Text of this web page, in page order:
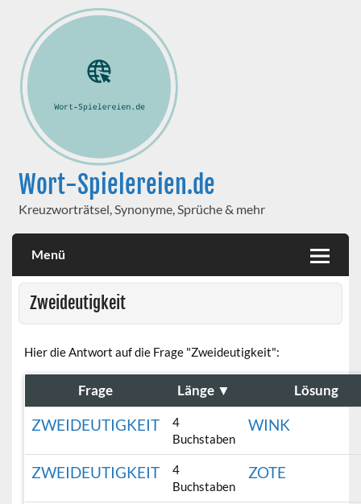
Wort-Spielereien.de
Kreuzworträtsel, Synonyme, Sprüche & mehr
Menü
Zweideutigkeit
Hier die Antwort auf die Frage "Zweideutigkeit":
Frage Länge ▼ Lösung
ZWEIDEUTIGKEIT
4
Buchstaben
WINK
ZWEIDEUTIGKEIT
4
Buchstaben
ZOTE